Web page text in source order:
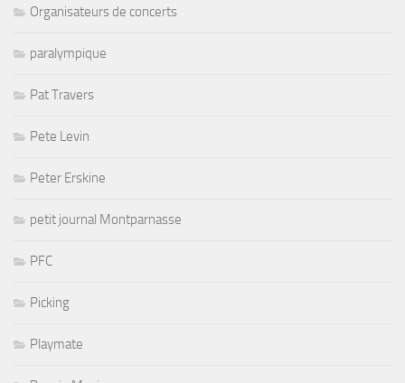
Organisateurs de concerts
paralympique
Pat Travers
Pete Levin
Peter Erskine
petit journal Montparnasse
PFC
Picking
Playmate